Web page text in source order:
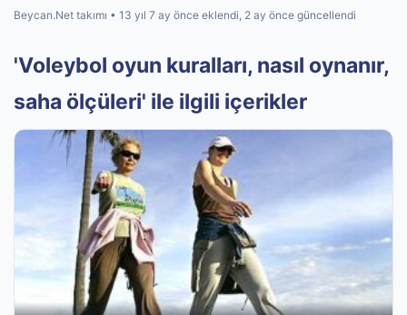
Beycan.Net takımı • 13 yıl 7 ay önce eklendi, 2 ay önce güncellendi
'Voleybol oyun kuralları, nasıl oynanır,
saha ölçüleri' ile ilgili içerikler